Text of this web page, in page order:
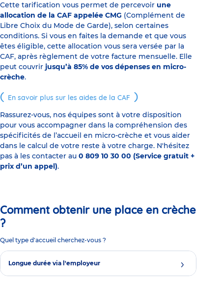
Cette tarification vous permet de percevoir une
allocation de la CAF appelée CMG (Complément de
Libre Choix du Mode de Garde), selon certaines
conditions. Si vous en faites la demande et que vous
êtes éligible, cette allocation vous sera versée par la
CAF, après règlement de votre facture mensuelle. Elle
peut couvrir jusqu’à 85% de vos dépenses en micro-
crèche.
En savoir plus sur les aides de la CAF
Rassurez-vous, nos équipes sont à votre disposition
pour vous accompagner dans la compréhension des
spécificités de l’accueil en micro-crèche et vous aider
dans le calcul de votre reste à votre charge. N'hésitez
pas à les contacter au 0 809 10 30 00 (Service gratuit +
prix d’un appel).
Comment obtenir une place en crèche
?
Quel type d'accueil cherchez-vous ?
Longue durée via l'employeur